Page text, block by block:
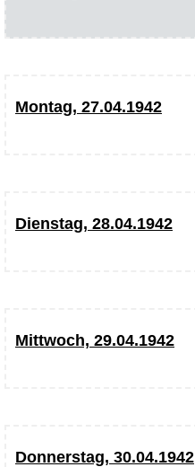
Montag, 27.04.1942
Dienstag, 28.04.1942
Mittwoch, 29.04.1942
Donnerstag, 30.04.1942